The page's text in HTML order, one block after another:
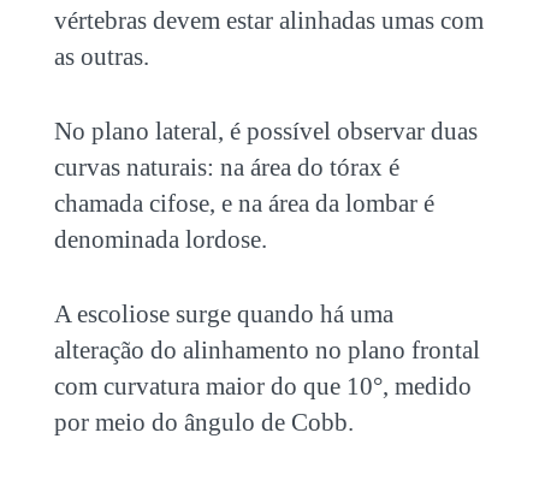
vértebras devem estar alinhadas umas com
as outras.
No plano lateral, é possível observar duas
curvas naturais: na área do tórax é
chamada cifose, e na área da lombar é
denominada lordose.
A escoliose surge quando há uma
alteração do alinhamento no plano frontal
com curvatura maior do que 10°, medido
por meio do ângulo de Cobb.